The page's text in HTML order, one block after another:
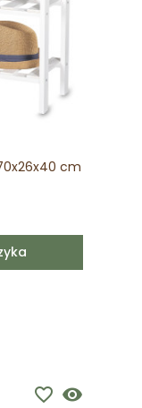
cm
visibility
favorite_border